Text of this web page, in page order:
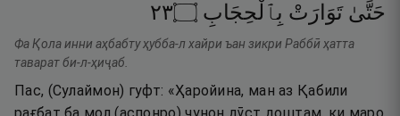
حَتَّىٰ تَوَارَتْ بِٱلْحِجَابِ ۝٣٢
Фа Қола инни аҳбабту ҳубба-л хайри ъан зикри Раббӣ ҳатта
таварат би-л-ҳиҷаб.
Пас, (Сулаймон) гуфт: «Ҳаройина, ман аз Қабили